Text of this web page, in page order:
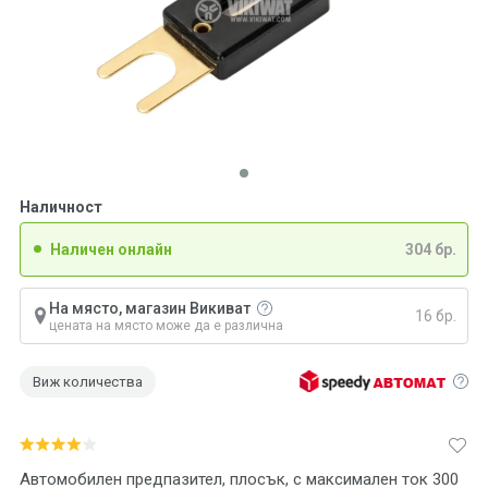
Автомобилен предпазител, плосък, с максимален ток 300
Наличност
Наличен онлайн 304 бр.
На място, магазин Викиват
цената на място може да е различна
16 бр.
Виж количества